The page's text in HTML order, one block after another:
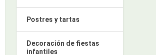
Postres y tartas
Decoración de fiestas
infantiles